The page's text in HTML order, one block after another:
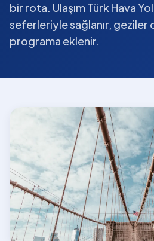
bir rota. Ulaşım Türk Hava
seferleriyle sağlanır, geziler
programa eklenir.